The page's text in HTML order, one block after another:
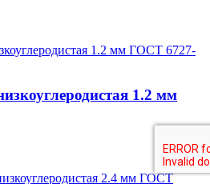
1.2 мм